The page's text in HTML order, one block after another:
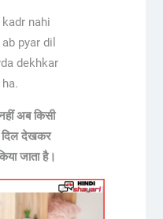
nahi
pyar dil
dekhkar
अब किसी
दिल देखकर
जाता है।